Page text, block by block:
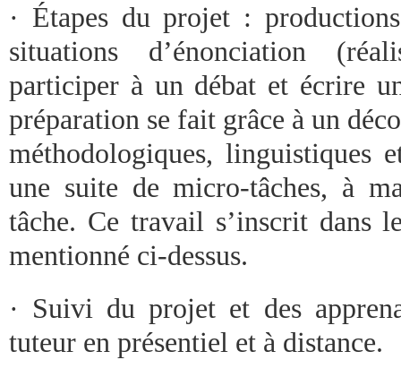
· Étapes du projet :
situations d’énonciation
participer à un débat et écrire
préparation se fait grâce à un
méthodologiques, linguistiques
une suite de micro-tâches, à
tâche. Ce travail s’inscrit dans
mentionné ci-dessus.
· Suivi du projet et des
tuteur en présentiel et à distance.